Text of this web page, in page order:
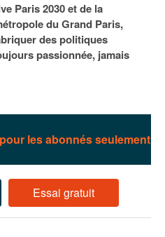
Paris 2030 et de la
du Grand Paris,
des politiques
passionnée, jamais
pour les abonnés seulement
Essai gratuit